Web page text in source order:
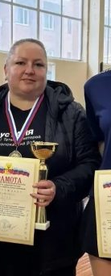
Спортивно-
направление
Штаб